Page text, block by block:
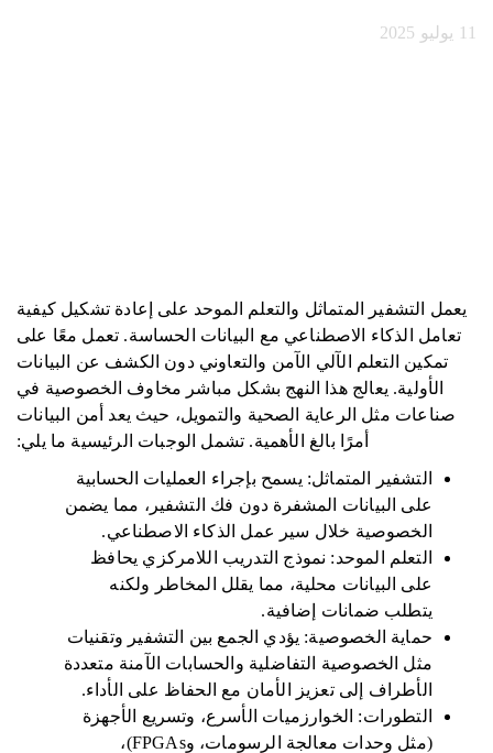
11 يوليو 2025
يعمل التشفير المتماثل والتعلم الموحد على إعادة تشكيل كيفية
تعامل الذكاء الاصطناعي مع البيانات الحساسة. تعمل معًا على
تمكين التعلم الآلي الآمن والتعاوني دون الكشف عن البيانات
الأولية. يعالج هذا النهج بشكل مباشر مخاوف الخصوصية في
صناعات مثل الرعاية الصحية والتمويل، حيث يعد أمن البيانات
أمرًا بالغ الأهمية. تشمل الوجبات الرئيسية ما يلي:
التشفير المتماثل: يسمح بإجراء العمليات الحسابية
على البيانات المشفرة دون فك التشفير، مما يضمن
الخصوصية خلال سير عمل الذكاء الاصطناعي.
التعلم الموحد: نموذج التدريب اللامركزي يحافظ
على البيانات محلية، مما يقلل المخاطر ولكنه
يتطلب ضمانات إضافية.
حماية الخصوصية: يؤدي الجمع بين التشفير وتقنيات
مثل الخصوصية التفاضلية والحسابات الآمنة متعددة
الأطراف إلى تعزيز الأمان مع الحفاظ على الأداء.
التطورات: الخوارزميات الأسرع، وتسريع الأجهزة
(مثل وحدات معالجة الرسومات، وFPGAs)،